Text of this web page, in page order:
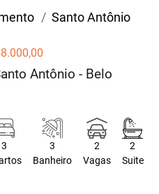
Santo Antônio
Antônio - Belo
3
3
Banheiro
2
Vagas
2
Suite